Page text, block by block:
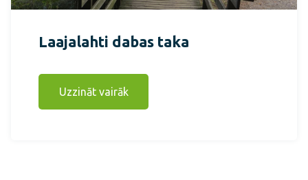
Laajalahti dabas taka
Uzzināt vairāk